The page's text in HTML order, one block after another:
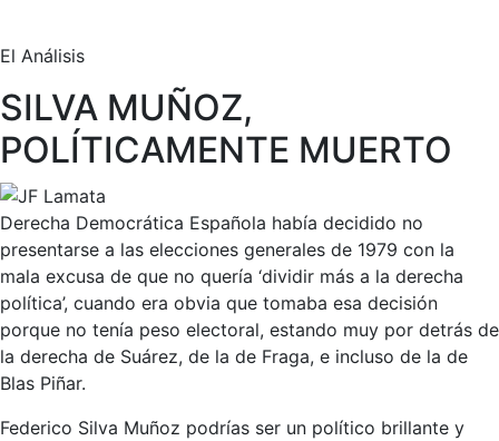
El Análisis
SILVA MUÑOZ,
POLÍTICAMENTE MUERTO
Derecha Democrática Española había decidido no
presentarse a las elecciones generales de 1979 con la
mala excusa de que no quería ‘dividir más a la derecha
política’, cuando era obvia que tomaba esa decisión
porque no tenía peso electoral, estando muy por detrás de
la derecha de Suárez, de la de Fraga, e incluso de la de
Blas Piñar.
Federico Silva Muñoz podrías ser un político brillante y